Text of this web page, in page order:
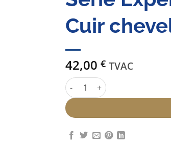
Cuir
42,00 € TVAC
quantité de Serie Expert